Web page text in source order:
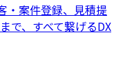
・案件登録、見積提
で、すべて繋げるDX